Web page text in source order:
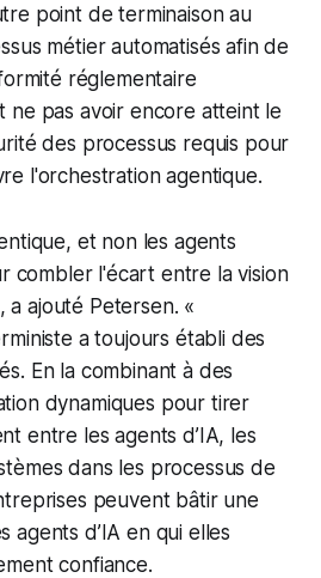
point de terminaison au
métier automatisés afin de
réglementaire
ne pas avoir encore atteint le
des processus requis pour
l'orchestration agentique.
et non les agents
combler l'écart entre la vision
a ajouté Petersen. «
a toujours établi des
En la combinant à des
dynamiques pour tirer
entre les agents d’IA, les
dans les processus de
peuvent bâtir une
agents d’IA en qui elles
confiance.